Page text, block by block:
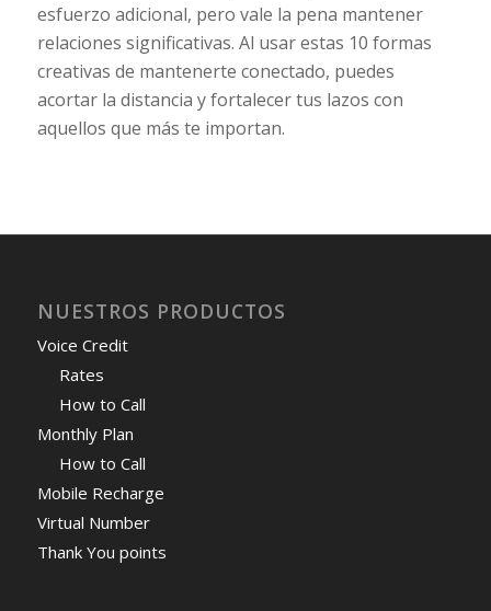
esfuerzo adicional, pero vale la pena mantener
relaciones significativas. Al usar estas 10 formas
creativas de mantenerte conectado, puedes
acortar la distancia y fortalecer tus lazos con
aquellos que más te importan.
NUESTROS PRODUCTOS
Voice Credit
Rates
How to Call
Monthly Plan
How to Call
Mobile Recharge
Virtual Number
Thank You points